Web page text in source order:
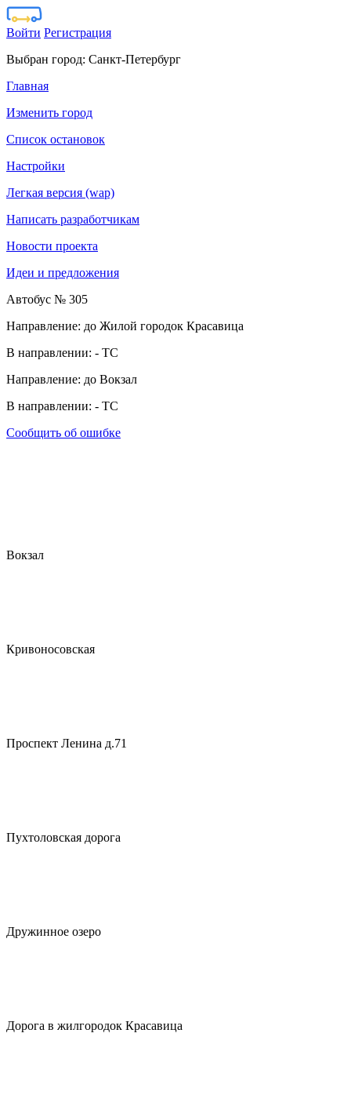
Войти Регистрация
Выбран город: Санкт-Петербург
Главная
Изменить город
Список остановок
Настройки
Легкая версия (wap)
Написать разработчикам
Новости проекта
Идеи и предложения
Автобус № 305
Направление: до Жилой городок Красавица
В направлении: - ТС
Направление: до Вокзал
В направлении: - ТС
Сообщить об ошибке
Вокзал
Кривоносовская
Проспект Ленина д.71
Пухтоловская дорога
Дружинное озеро
Дорога в жилгородок Красавица